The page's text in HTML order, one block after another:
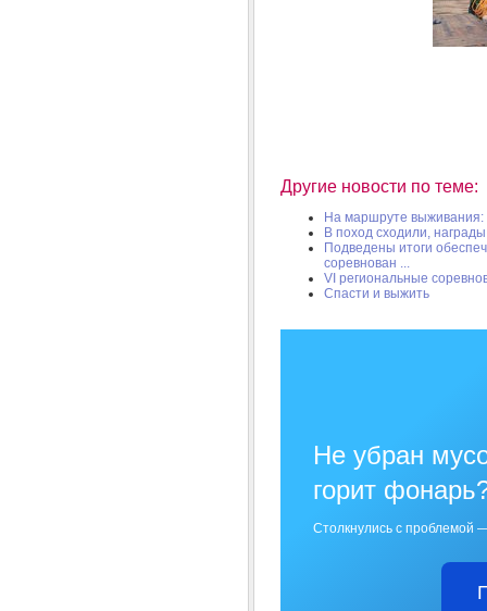
Другие новости по теме:
На маршруте выживания:
В поход сходили,
Подведены итоги
соревнован ...
VI региональные
Спасти и выжить
Не убран
горит
Столкнулись с проблемой